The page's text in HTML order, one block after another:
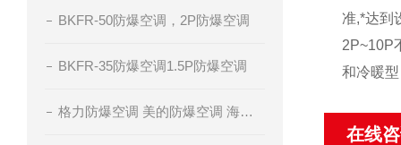
BKFR-50防爆空调，2P防爆空调
BKFR-35防爆空调1.5P防爆空调
格力防爆空调 美的防爆空调 海尔防爆空调 厂家直销
准,*达到
2P~10P
和冷暖
在线